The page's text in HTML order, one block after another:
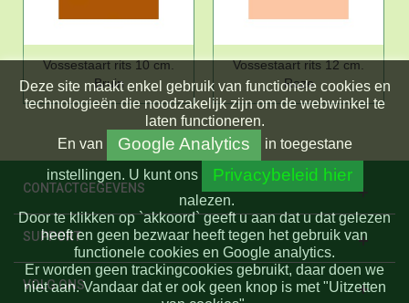
Vossestaart rits 10 cm.
Bruin
Vossestaart rits 12 cm.
Roze
CONTACTGEGEVENS
SUPPORT
VOLG ONS
Deze site maakt enkel gebruik van functionele cookies en
technologieën die noodzakelijk zijn om de webwinkel te
laten functioneren.
En van Google Analytics
in toegestane
instellingen. U kunt ons Privacybeleid hier
nalezen.
Door te klikken op `akkoord` geeft u aan dat u dat gelezen
heeft en geen bezwaar heeft tegen het gebruik van
functionele cookies en Google analytics.
Er worden geen trackingcookies gebruikt, daar doen we
niet aan. Vandaar dat er ook geen knop is met "Uitzetten